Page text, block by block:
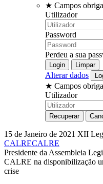
★ Campos
Utilizador
Password
Perdeu a sua
Alterar dados
★ Campos
Utilizador
15 de Janeiro de 2021 XII
CALRECALRE
Presidente da Assembleia
CALRE na disponibilização
crise